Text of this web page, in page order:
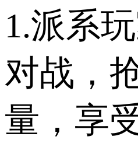
1.派系
对战，
量，享